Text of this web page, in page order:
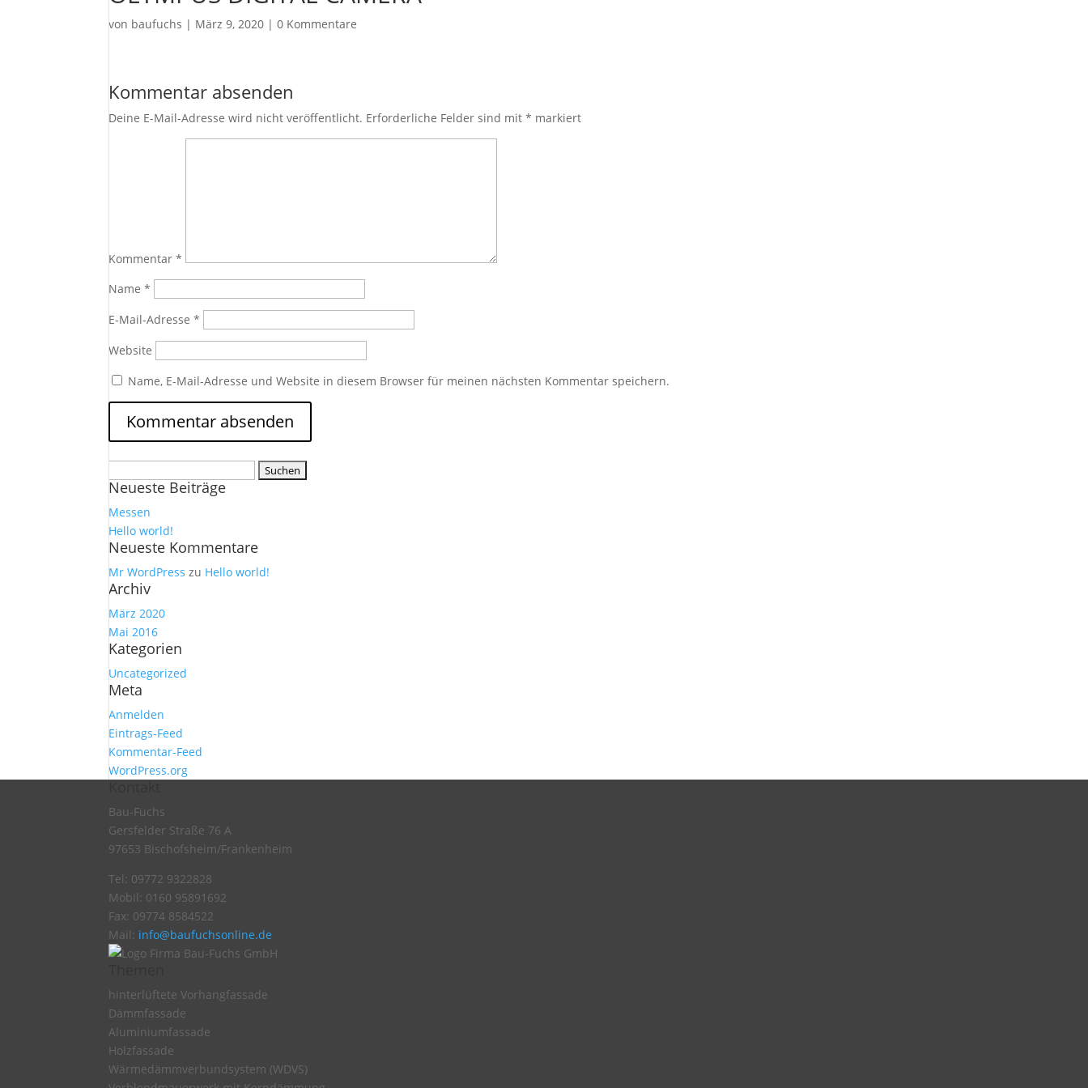
von baufuchs | März 9, 2020 |0 Kommentare
Kommentar absenden
Deine E-Mail-Adresse wird nicht veröffentlicht. Erforderliche Felder sind mit* markiert
Kommentar*
Name*
E-Mail-Adresse*
Website
Name, E-Mail-Adresse und Website in diesem Browser für meinen nächsten Kommentar speichern.
nach:
Neueste Beiträge
Messen
Hello world!
Neueste Kommentare
Mr WordPress zu Hello world!
Archiv
März 2020
Mai 2016
Kategorien
Uncategorized
Meta
Anmelden
Eintrags-Feed
Kommentar-Feed
WordPress.org
Bau-Fuchs
Gersfelder Straße 76 A
97653 Bischofsheim/Frankenheim
Tel: 09772 9322828
Mobil: 0160 95891692
Fax: 09774 8584522
Mail: info@baufuchsonline.de
hinterlüftete Vorhangfassade
Dämmfassade
Aluminiumfassade
Holzfassade
Wärmedämmverbundsystem (WDVS)